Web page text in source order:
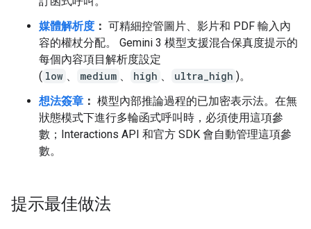
媒體解析度 ： 可精細控管圖片、影片和 PDF 輸入內
容的權杖分配。 Gemini 3 模型支援混合保真度提示的
每個內容項目解析度設定
( low 、 medium 、 high 、 ultra_high )。
想法簽章 ： 模型內部推論過程的已加密表示法。在無
狀態模式下進行多輪函式呼叫時，必須使用這項參
數；Interactions API 和官方 SDK 會自動管理這項參
數。
提示最佳做法